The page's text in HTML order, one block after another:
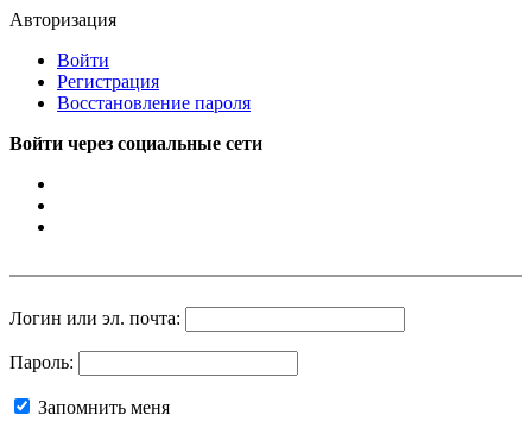
Авторизация
Войти
Регистрация
Восстановление пароля
Войти через социальные сети
Логин или эл. почта:
Пароль:
Запомнить меня